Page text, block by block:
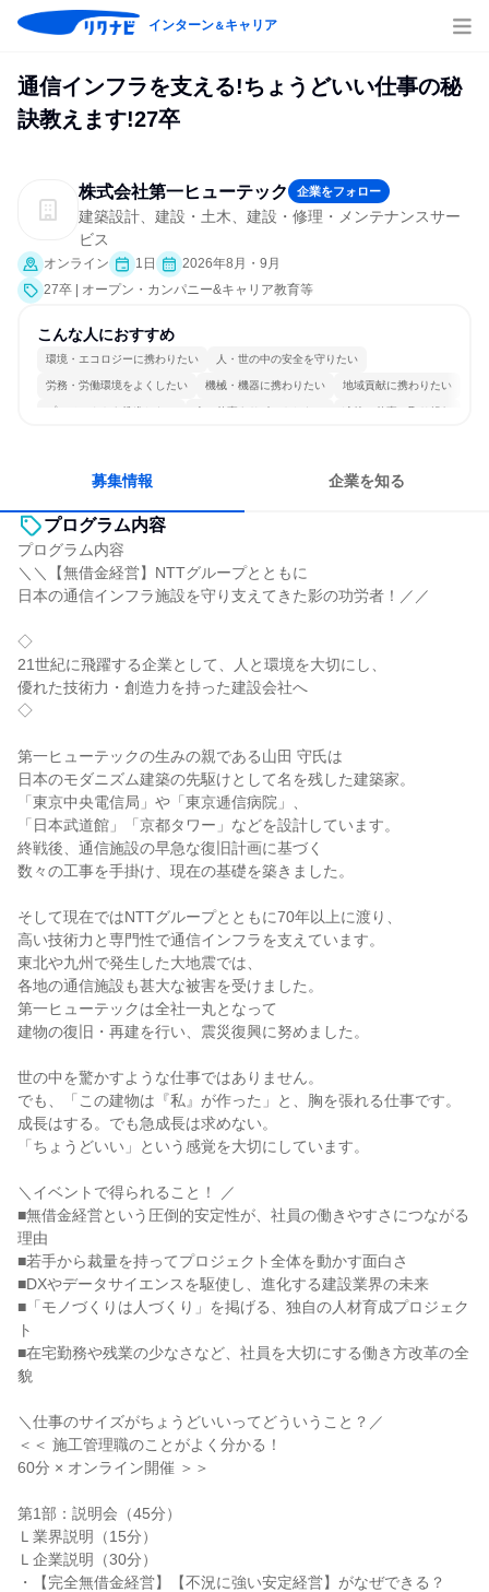
インターン＆キャリア
通信インフラを支える!ちょうどいい仕事の秘
訣教えます!27卒
株式会社第一ヒューテック 企業をフォロー
建築設計、建設・土木、建設・修理・メンテナンスサー
ビス
オンライン 1日
2026年8月・9月
27卒 | オープン・カンパニー&キャリア教育等
こんな人におすすめ
環境・エコロジーに携わりたい 人・世の中の安全を守りたい
労務・労働環境をよくしたい 機械・機器に携わりたい 地域貢献に携わりたい
プロジェクトを推進したい 人の仕事をサポートしたい 冷静に仕事に取り組む
募集情報 企業を知る
プログラム内容
プログラム内容
＼＼【無借金経営】NTTグループとともに
日本の通信インフラ施設を守り支えてきた影の功労者！／／
◇
21世紀に飛躍する企業として、人と環境を大切にし、
優れた技術力・創造力を持った建設会社へ
◇
第一ヒューテックの生みの親である山田 守氏は
日本のモダニズム建築の先駆けとして名を残した建築家。
「東京中央電信局」や「東京逓信病院」、
「日本武道館」「京都タワー」などを設計しています。
終戦後、通信施設の早急な復旧計画に基づく
数々の工事を手掛け、現在の基礎を築きました。
そして現在ではNTTグループとともに70年以上に渡り、
高い技術力と専門性で通信インフラを支えています。
東北や九州で発生した大地震では、
各地の通信施設も甚大な被害を受けました。
第一ヒューテックは全社一丸となって
建物の復旧・再建を行い、震災復興に努めました。
世の中を驚かすような仕事ではありません。
でも、「この建物は『私』が作った」と、胸を張れる仕事です。
成長はする。でも急成長は求めない。
「ちょうどいい」という感覚を大切にしています。
＼イベントで得られること！ ／
■無借金経営という圧倒的安定性が、社員の働きやすさにつながる
理由
■若手から裁量を持ってプロジェクト全体を動かす面白さ
■DXやデータサイエンスを駆使し、進化する建設業界の未来
■「モノづくりは人づくり」を掲げる、独自の人材育成プロジェク
ト
■在宅勤務や残業の少なさなど、社員を大切にする働き方改革の全
貌
＼仕事のサイズがちょうどいいってどういうこと？／
＜＜ 施工管理職のことがよく分かる！
60分 × オンライン開催 ＞＞
第1部：説明会（45分）
Ｌ業界説明（15分）
Ｌ企業説明（30分）
・【完全無借金経営】【不況に強い安定経営】がなぜできる？